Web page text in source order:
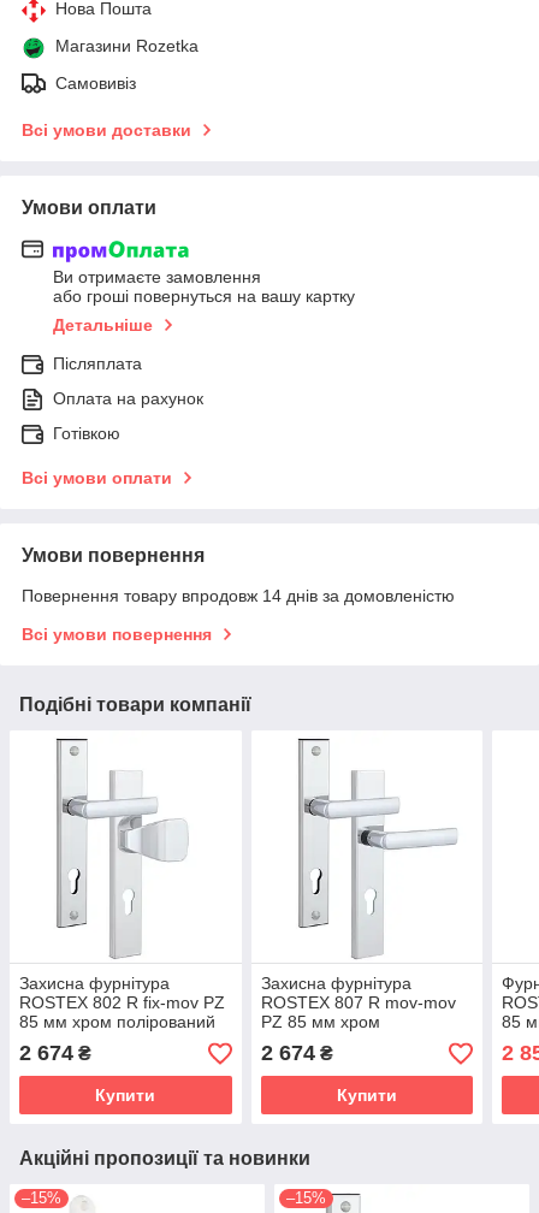
Нова Пошта
Магазини Rozetka
Самовивіз
Всі умови доставки
Умови оплати
Ви отримаєте замовлення
або гроші повернуться на вашу картку
Детальніше
Післяплата
Оплата на рахунок
Готівкою
Всі умови оплати
Умови повернення
Повернення товару впродовж 14 днів за домовленістю
Всі умови повернення
Подібні товари компанії
Захисна фурнітура
ROSTEX 802 R fix-mov PZ
85 мм хром полірований
2 674 ₴
Купити
Захисна фурнітура
ROSTEX 807 R mov-mov
PZ 85 мм хром
полірований 38-55 мм 3
клас 804 (Чехія)
2 674₴
Купити
85
2
Акційні пропозиції та новинки
–15% –15%